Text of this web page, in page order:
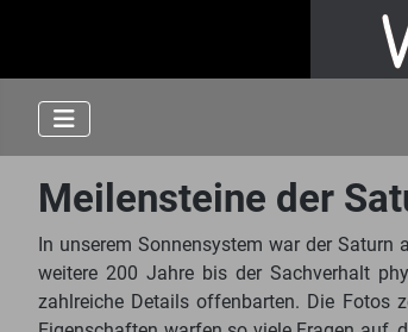
Meilensteine der
In unserem Sonnensystem war der
weitere 200 Jahre bis der Sachverhalt
zahlreiche Details offenbarten. Die Fotos